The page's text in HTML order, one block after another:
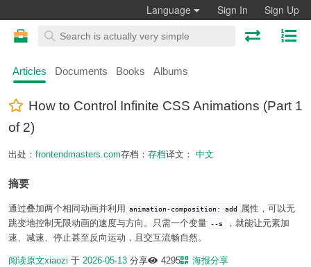
Language Sign In Sign Up
Articles Documents Books Albums
How to Control Infinite CSS Animations (Part 1
of 2)
出处： frontendmasters.com存档： 存档译文： 中文
摘要
通过叠加两个相同动画并利用 animation-composition: add 属性，可以无
跳变地控制无限动画的速度与方向。只需一个变量 --s
，就能让元素加
速、减速、停止甚至反向运动，且交互流畅自然。
阅读原文xiaozi 于 2026-05-13 分享 4295 海报分享